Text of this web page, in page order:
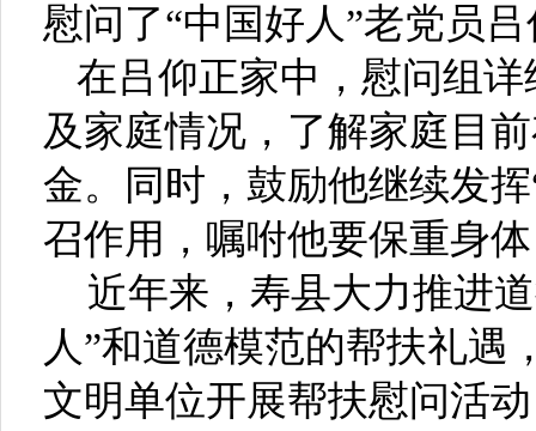
慰问了“中国好人”老党员
在吕仰正家中，慰问组
及家庭情况，了解家庭目
金。同时，鼓励他继续发
召作用，嘱咐他要保重身
近年来，寿县大力推进
人”和道德模范的帮扶礼遇
文明单位开展帮扶慰问活